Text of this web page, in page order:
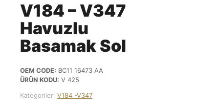
V184 – V347
Havuzlu
Basamak Sol
OEM CODE: BC11 16473 AA
ÜRÜN KODU: V 425
Kategoriler: V184 -V347